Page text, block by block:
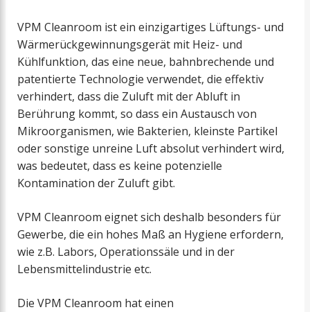
VPM Cleanroom ist ein einzigartiges Lüftungs- und
Wärmerückgewinnungsgerät mit Heiz- und
Kühlfunktion, das eine neue, bahnbrechende und
patentierte Technologie verwendet, die effektiv
verhindert, dass die Zuluft mit der Abluft in
Berührung kommt, so dass ein Austausch von
Mikroorganismen, wie Bakterien, kleinste Partikel
oder sonstige unreine Luft absolut verhindert wird,
was bedeutet, dass es keine potenzielle
Kontamination der Zuluft gibt.
VPM Cleanroom eignet sich deshalb besonders für
Gewerbe, die ein hohes Maß an Hygiene erfordern,
wie z.B. Labors, Operationssäle und in der
Lebensmittelindustrie etc.
Die VPM Cleanroom hat einen